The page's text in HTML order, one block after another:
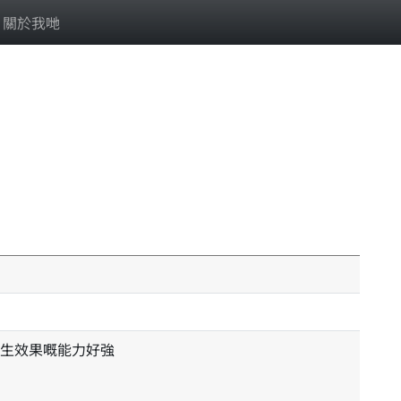
關於我哋
效果嘅能力好強